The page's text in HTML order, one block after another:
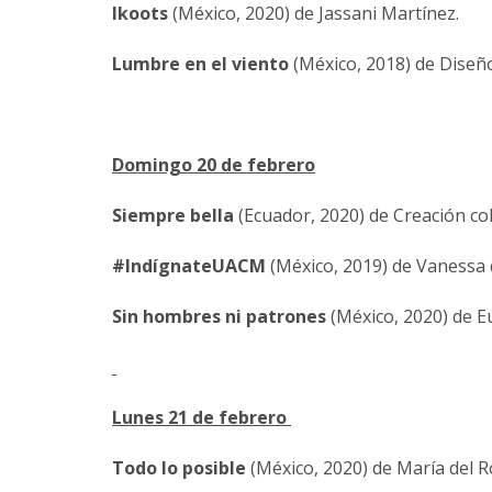
Ikoots(México, 2020) de Jassani Martínez.
Lumbre en el viento(México, 2018) de
Domingo 20 de febrero
Siempre bella (Ecuador, 2020) de Creación
#IndígnateUACM (México, 2019) de
Sin hombres ni patrones(México, 2020) de
Lunes 21 de febrero
Todo lo posible (México, 2020) de María del